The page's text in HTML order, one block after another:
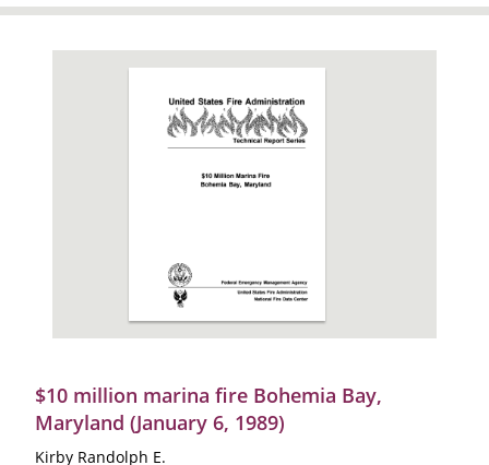
$10 million marina fire Bohemia Bay,
Maryland (January 6, 1989)
Kirby Randolph E.